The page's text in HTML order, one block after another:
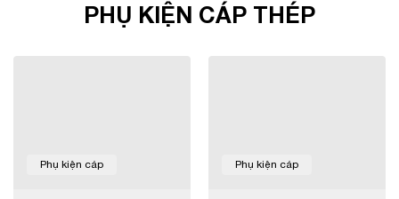
PHỤ KIỆN CÁP THÉP
Phụ kiện cáp Phụ kiện cáp